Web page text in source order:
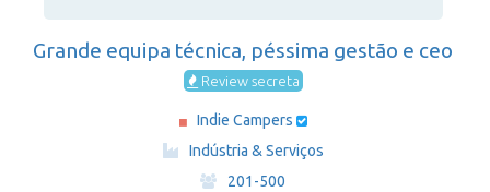
Grande equipa técnica, péssima gestão e ceo
Review secreta
Indie Campers
Indústria & Serviços
·
201-500